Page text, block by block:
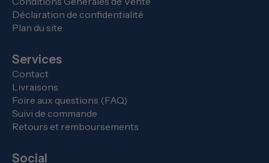
Déclaration de confidentialité
Plan du site
Services
Contact
Livraisons
Foire aux questions (FAQ)
Suivi de commande
Retours et remboursements
Social